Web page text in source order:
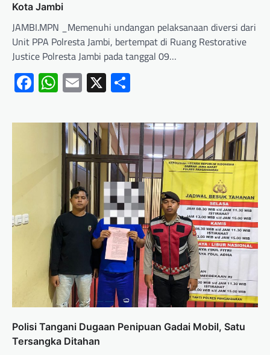
Kota Jambi
JAMBI.MPN _Memenuhi undangan pelaksanaan diversi dari
Unit PPA Polresta Jambi, bertempat di Ruang Restorative
Justice Polresta Jambi pada tanggal 09…
Facebook
WhatsApp
Email
X
Polisi Tangani Dugaan Penipuan Gadai Mobil, Satu
Tersangka Ditahan